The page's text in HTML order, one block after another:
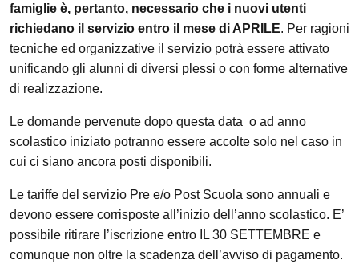
famiglie è, pertanto, necessario che i nuovi utenti
richiedano il servizio entro il mese di APRILE. Per ragioni
tecniche ed organizzative il servizio potrà essere attivato
unificando gli alunni di diversi plessi o con forme alternative
di realizzazione.
Le domande pervenute dopo questa data o ad anno
scolastico iniziato potranno essere accolte solo nel caso in
cui ci siano ancora posti disponibili.
Le tariffe del servizio Pre e/o Post Scuola sono annuali e
devono essere corrisposte all’inizio dell’anno scolastico. E’
possibile ritirare l’iscrizione entro IL 30 SETTEMBRE e
comunque non oltre la scadenza dell’avviso di pagamento.